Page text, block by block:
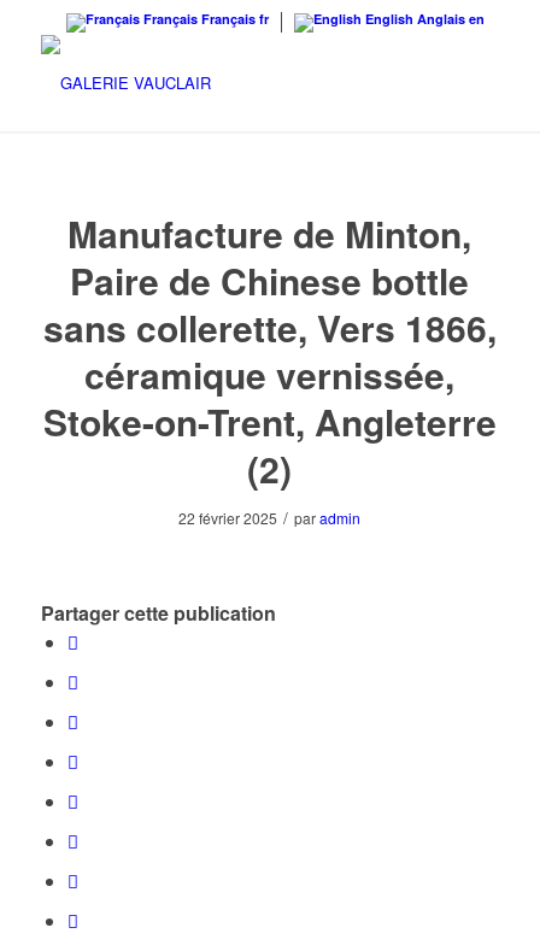
Français Français fr English Anglais en
Manufacture de Minton,
Paire de Chinese bottle
sans collerette, Vers 1866,
céramique vernissée,
Stoke-on-Trent, Angleterre
(2)
22 février 2025 / paradmin
Partager cette publication